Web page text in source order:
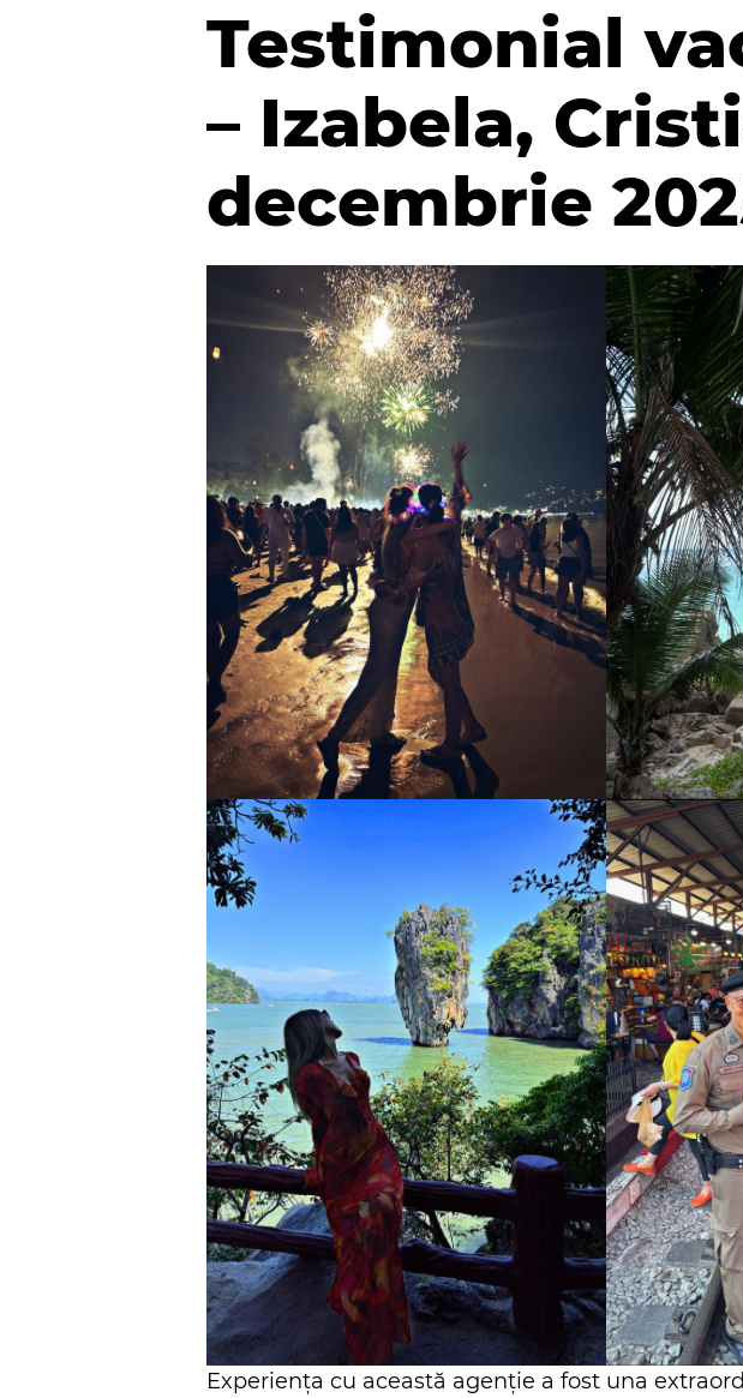
Testimonial
– Izabela,
decembrie
Experiența cu această agenție a fost una